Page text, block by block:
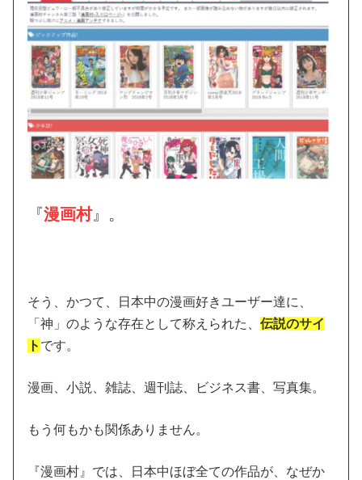
『漫画村』。
そう、かつて、日本中の漫画好きユーザー達に、
「神」のような存在として称えられた、伝説のサイ
ト です。
漫画、小説、雑誌、週刊誌、ビジネス書、写真集。
もう何もかも関係ありません。
『漫画村』では、日本中ほぼ全ての作品が、なぜか